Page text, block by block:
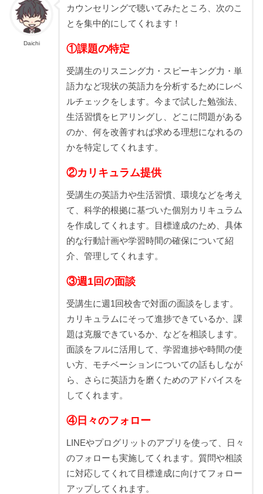
Daichi
カウンセリングで聴いてみたところ、次のこ
とを集中的にしてくれます！
①課題の特定
受講生のリスニング力・スピーキング力・単
語力など現状の英語力を分析するためにレベ
ルチェックをします。今まで試した勉強法、
生活習慣をヒアリングし、どこに問題がある
のか、何を改善すれば求める理想になれるの
かを特定してくれます。
②カリキュラム提供
受講生の英語力や生活習慣、環境などを考え
て、科学的根拠に基づいた個別カリキュラム
を作成してくれます。目標達成のため、具体
的な行動計画や学習時間の確保について紹
介、管理してくれます。
③週1回の面談
受講生に週1回校舎で対面の面談をします。
カリキュラムにそって進捗できているか、課
題は克服できているか、などを相談します。
面談をフルに活用して、学習進捗や時間の使
い方、モチベーションについての話もしなが
ら、さらに英語力を磨くためのアドバイスを
してくれます。
④日々のフォロー
LINEやプログリットのアプリを使って、日々
のフォローも実施してくれます。質問や相談
に対応してくれて目標達成に向けてフォロー
アップしてくれます。